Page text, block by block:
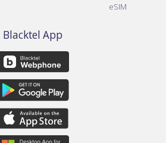
eSIM
Blacktel App